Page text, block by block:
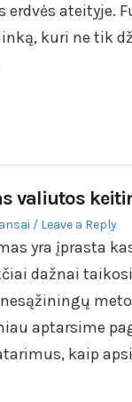
erdvės ateityje.
kuri ne tik
valiutos
Leave a Reply
yra įprasta
dažnai
aptarsime
kaip